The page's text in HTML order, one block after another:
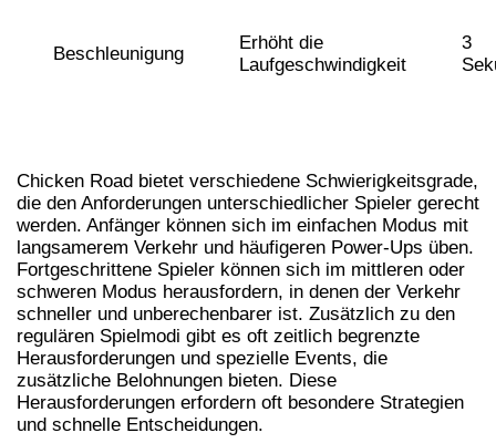
Beschleunigung
Erhöht die
Laufgeschwindigkeit
3
Chicken Road bietet verschiedene Schwierigkeitsgrade,
die den Anforderungen unterschiedlicher Spieler gerecht
werden. Anfänger können sich im einfachen Modus mit
langsamerem Verkehr und häufigeren Power-Ups üben.
Fortgeschrittene Spieler können sich im mittleren oder
schweren Modus herausfordern, in denen der Verkehr
schneller und unberechenbarer ist. Zusätzlich zu den
regulären Spielmodi gibt es oft zeitlich begrenzte
Herausforderungen und spezielle Events, die
zusätzliche Belohnungen bieten. Diese
Herausforderungen erfordern oft besondere Strategien
und schnelle Entscheidungen.